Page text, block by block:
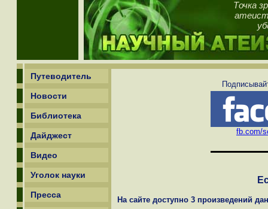
Точка
Путеводитель
Новости
Библиотека
Дайджест
Видео
Уголок науки
Пресса
fb.com/
На сайте доступно 3 произведений